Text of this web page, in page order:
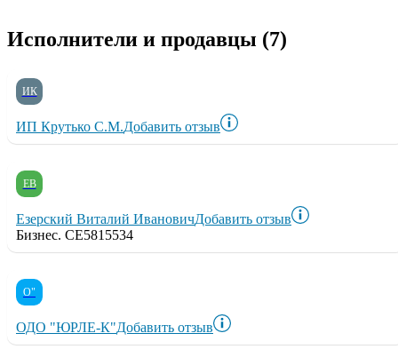
Исполнители и продавцы (7)
ИК
ИП Крутько С.М.Добавить отзыв
ЕВ
Езерский Виталий ИвановичДобавить отзыв
Бизнес. CE5815534
О"
ОДО "ЮРЛЕ-К"Добавить отзыв